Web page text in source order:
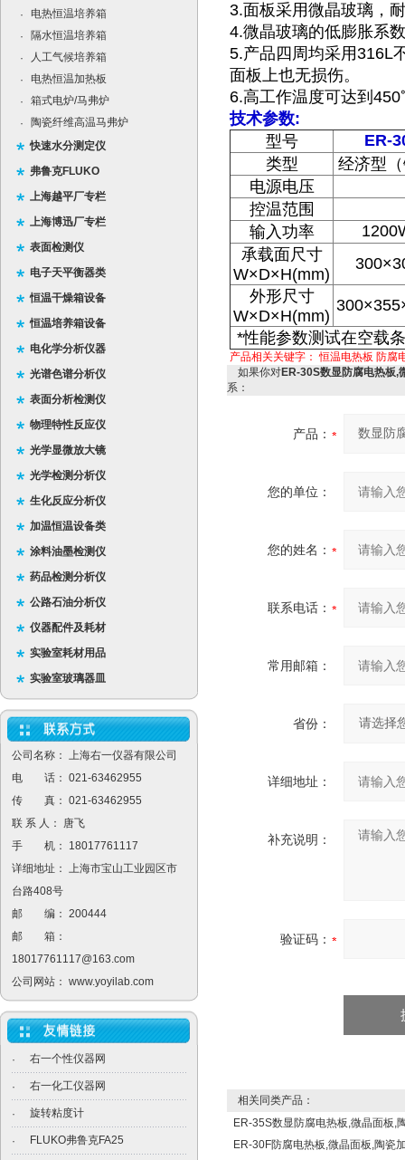
·
电热恒温培养箱
·
隔水恒温培养箱
·
人工气候培养箱
·
电热恒温加热板
·
箱式电炉/马弗炉
·
陶瓷纤维高温马弗炉
快速水分测定仪
弗鲁克FLUKO
上海越平厂专栏
上海博迅厂专栏
表面检测仪
电子天平衡器类
恒温干燥箱设备
恒温培养箱设备
电化学分析仪器
光谱色谱分析仪
表面分析检测仪
物理特性反应仪
光学显微放大镜
光学检测分析仪
生化反应分析仪
加温恒温设备类
涂料油墨检测仪
药品检测分析仪
公路石油分析仪
仪器配件及耗材
实验室耗材用品
实验室玻璃器皿
公司名称： 上海右一仪器有限公司
电 话： 021-63462955
传 真： 021-63462955
联 系 人： 唐飞
手 机： 18017761117
详细地址： 上海市宝山工业园区市
台路408号
邮 编： 200444
邮 箱：
18017761117@163.com
公司网站： www.yoyilab.com
· 右一个性仪器网
· 右一化工仪器网
· 旋转粘度计
· FLUKO弗鲁克FA25
3.面板采用微晶玻璃，
4.微晶玻璃的低膨胀系
5.产品四周均采用316L
面板上也无损伤。
6.高工作温度可达到
技术参数:
型号
ER-
类型
经济型
电源电压
控温范围
输入功率
承载面尺寸
W×D×H(mm)
外形尺寸
W×D×H(mm)
*性能参数测试在空载
产品相关关键字：恒温电热板 防腐
如果你对ER-30S数显防腐电热板,
系：
产品：
您的单位：
您的姓名：
联系电话：
常用邮箱：
省份：
详细地址：
补充说明：
验证码：
相关同类产品：
ER-35S数显防腐电热板,微晶面板,
ER-30F防腐电热板,微晶面板,陶瓷